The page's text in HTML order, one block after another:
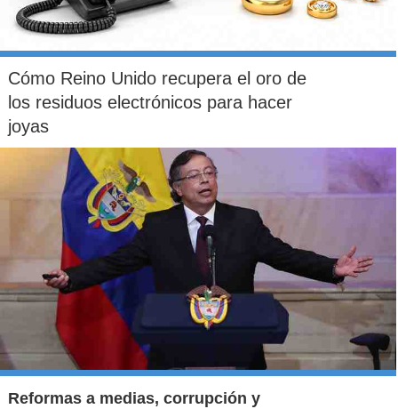
Cómo Reino Unido recupera el oro de
los residuos electrónicos para hacer
joyas
Reformas a medias, corrupción y